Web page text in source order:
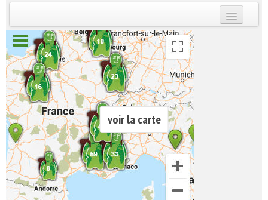
INSCRIVEZ-VOUS | ABONNEZ-VOUS
voir la carte